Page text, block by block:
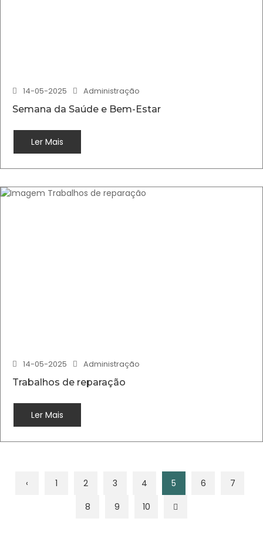
14-05-2025
Administração
Semana da Saúde e Bem-Estar
Ler Mais
14-05-2025
Administração
Trabalhos de reparação
Ler Mais
‹ 1 2 3 4 5 6
7
8
9 10